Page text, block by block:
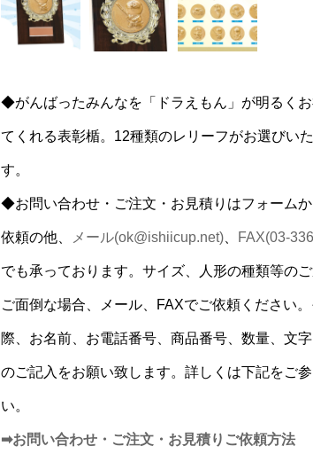
◆がんばったみんなを「ドラえもん」が明るくお
てくれる表彰楯。12種類のレリーフがお選びい
す。
◆お問い合わせ・ご注文・お見積りはフォーム
依頼の他、 メール(ok@ishiicup.net) FAX(03-
でも承っております。サイズ、人形の種類等の
ご面倒な場合、メール、FAXでご依頼ください
際、お名前、お電話番号、商品番号、数量、文
のご記入をお願い致します。詳しくは下記をご参
い。
➡お問い合わせ・ご注文・お見積りご依頼方法